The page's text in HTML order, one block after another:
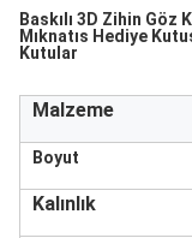
Baskılı 3D Zihin Göz
Mıknatıs Hediye
Kutular
Malzeme
Boyut
Kalınlık